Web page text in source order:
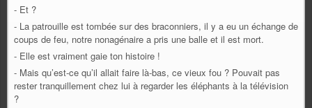
- Et ?
- La patrouille est tombée sur des braconniers, il y a eu un échange de
coups de feu, notre nonagénaire a pris une balle et il est mort.
- Elle est vraiment gaie ton histoire !
- Mais qu’est-ce qu’il allait faire là-bas, ce vieux fou ? Pouvait pas
rester tranquillement chez lui à regarder les éléphants à la télévision
?